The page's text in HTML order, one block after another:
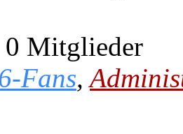
Mitglieder
Fans,